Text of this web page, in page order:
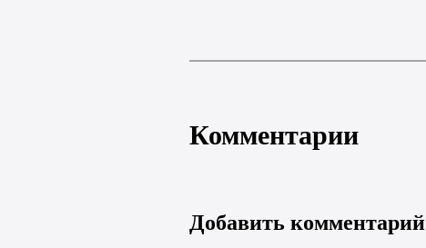
Комментарии
Добавить комментарий